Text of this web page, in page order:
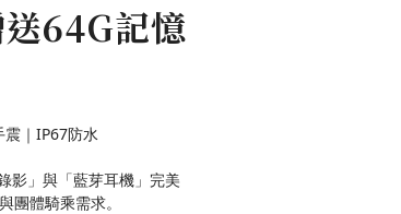
64G記憶
｜IP67防水
影」與「藍芽耳機」完美
團體騎乘需求。